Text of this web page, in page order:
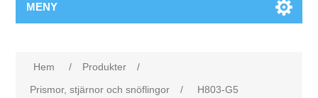
MENY
Hem / Produkter
/
Prismor, stjärnor och snöflingor
/ H803-G5